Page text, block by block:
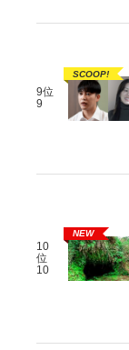
9位
9
SCOOP!
10
位
10
NEW